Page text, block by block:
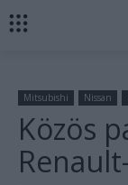
Mitsubishi Nissan
Közös